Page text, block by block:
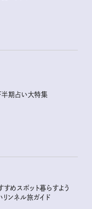
期占い大特集
めスポット暮らすよう
リンネル旅ガイド